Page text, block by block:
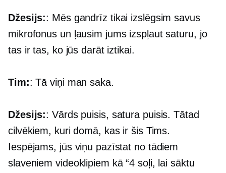
Džesijs:: Mēs gandrīz tikai izslēgsim savus
mikrofonus un ļausim jums izspļaut saturu, jo
tas ir tas, ko jūs darāt iztikai.
Tim:: Tā viņi man saka.
Džesijs:: Vārds puisis, satura puisis. Tātad
cilvēkiem, kuri domā, kas ir šis Tims.
Iespējams, jūs viņu pazīstat no tādiem
slaveniem videoklipiem kā “4 soļi, lai sāktu